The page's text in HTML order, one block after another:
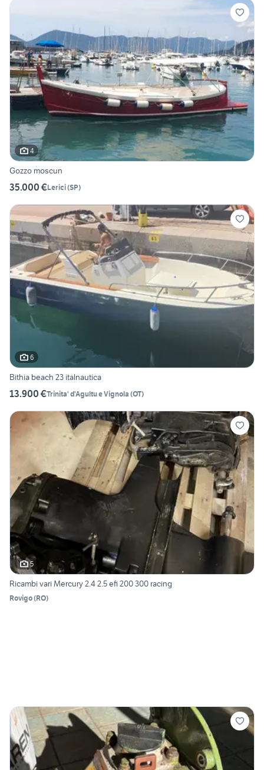
4
Gozzo moscun
35.000 €Lerici(SP)
6
Bithia beach 23 italnautica
13.900 €Trinita' d'Agultu e Vignola (OT)
5
Ricambi vari Mercury 2.4 2.5 efi 200 300 racing
Rovigo(RO)